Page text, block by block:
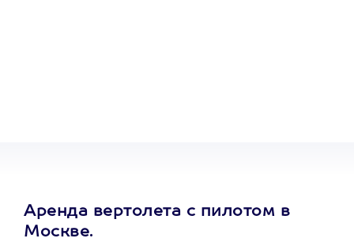
Аренда вертолета с пилотом в
Москве.